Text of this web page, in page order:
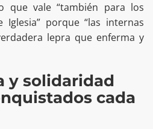
que vale “también para los
porque “las internas
lepra que enferma y
y solidaridad
cada